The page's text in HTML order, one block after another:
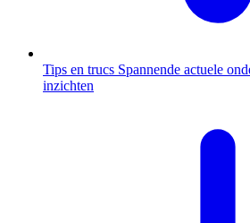
Tips en trucs Spannende actuele
inzichten